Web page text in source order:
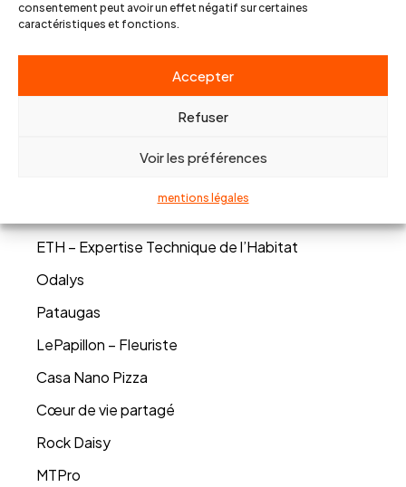
consentement peut avoir un effet négatif sur certaines
caractéristiques et fonctions.
Accepter
Refuser
Voir les préférences
mentions légales
SnZ Barber
Boxing Club Kirakosyan
Maître ZAABOUB – Avocate
ETH – Expertise Technique de l’Habitat
Odalys
Pataugas
LePapillon – Fleuriste
Casa Nano Pizza
Cœur de vie partagé
Rock Daisy
MTPro